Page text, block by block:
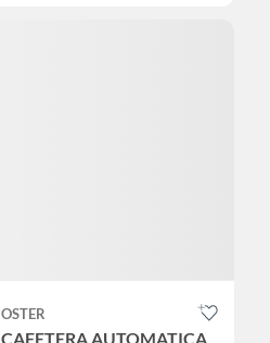
OSTER
CAFETERA AUTOMATICA